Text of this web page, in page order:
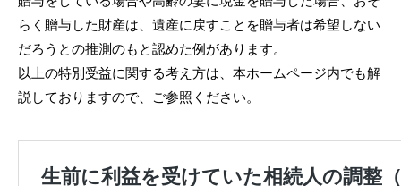
らく贈与した財産は、遺産に戻すことを贈与者は希望しない
だろうとの推測のもと認めた例があります。
以上の特別受益に関する考え方は、本ホームページ内でも解
説しておりますので、ご参照ください。